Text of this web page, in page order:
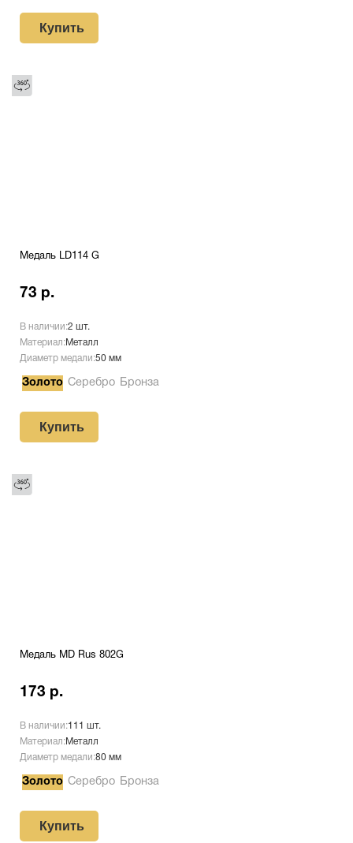
Купить
Медаль LD114 G
73 р.
В наличии:2 шт.
Материал:Металл
Диаметр медали:50 мм
Золото Серебро Бронза
Купить
Медаль MD Rus 802G
173 р.
В наличии:111 шт.
Материал:Металл
Диаметр медали:80 мм
Золото Серебро Бронза
Купить